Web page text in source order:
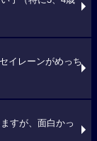
イレーンがめっち
すが、面白かっ